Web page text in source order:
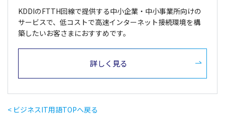
KDDIのFTTH回線で提供する中小企業・中小事業所向けの
サービスで、低コストで高速インターネット接続環境を構
築したいお客さまにおすすめです。
詳しく見る
< ビジネスIT用語TOPへ戻る